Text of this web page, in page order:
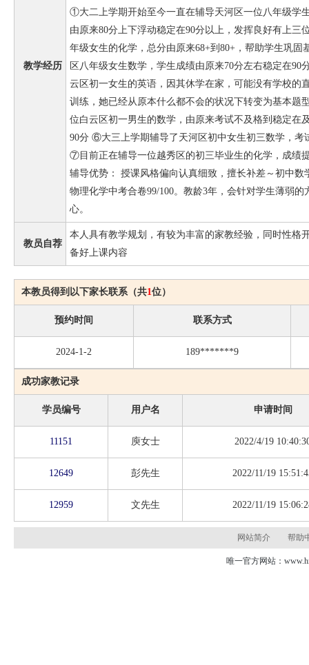
教学经历
①大二上学期开始至今一直在辅导天河区一位八年级学
由原来80分上下浮动稳定在90分以上，发挥良好有上
年级女生的化学，总分由原来68+到80+，帮助学生巩
区八年级女生数学，学生成绩由原来70分左右稳定在
云区初一女生的英语，因其休学在家，可能没有学校的
训练，她已经从原本什么都不会的状况下转变为基本
位白云区初一男生的数学，由原来考试不及格到稳定在
90分 ⑥大三上学期辅导了天河区初中女生初三数学，考
⑦目前正在辅导一位越秀区的初三毕业生的化学，成绩
辅导优势： 授课风格偏向认真细致，擅长补差～初中
物理化学中考合卷99/100。教龄3年，会针对学生薄弱
心。
教员自荐
本人具有教学规划，有较为丰富的家教经验，同时性格
备好上课内容
本教员得到以下家长联系（共1位）
预约时间 联系方式
2024-1-2 189*******9
成功家教记录
学员编号 用户名 申请时间
11151 庾女士 2022/4/19
12649 彭先生 2022/11/19
12959 文先生 2022/11/19
网站简介 帮助
唯一官方网站：